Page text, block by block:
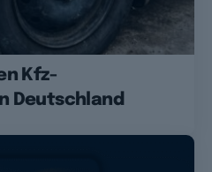
Kfz-
Deutschland